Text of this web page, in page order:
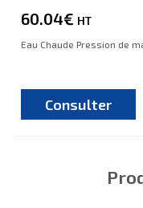
60.04€ HT
Eau Chaude Pression de
Consulter